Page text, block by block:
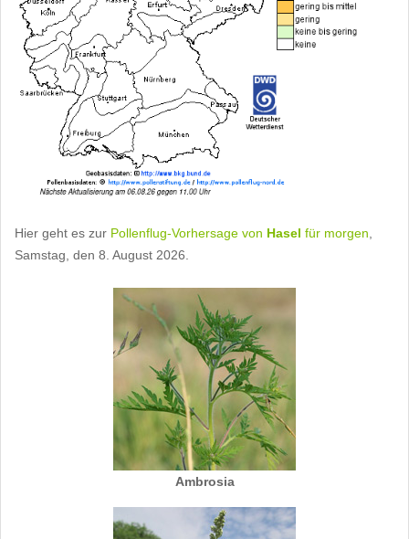
Hier geht es zur Pollenflug-Vorhersage von Hasel für morgen
Samstag, den 8. August 2026.
Ambrosia